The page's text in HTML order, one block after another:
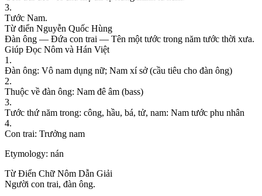
3.
Tước Nam.
Từ điển Nguyễn Quốc Hùng
Đàn ông — Đứa con trai — Tên một tước trong năm tước thời xưa.
Giúp Đọc Nôm và Hán Việt
1 .
Đàn ông: Vô nam dụng nữ; Nam xí sở (cầu tiêu cho đàn ông)
2.
Thuộc về đàn ông: Nam đê âm (bass)
3.
Tước thứ năm trong: công, hầu, bá, tử, nam: Nam tước phu nhân
4.
Con trai: Trưởng nam
Etymology: nán
Từ Điển Chữ Nôm Dẫn Giải
Người con trai, đàn ông.